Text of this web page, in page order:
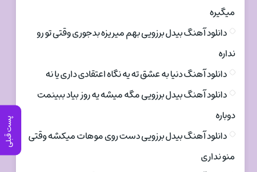
پست قبلی
میگیره
دانلود آهنگ بیدل برزویی بهم میریزه بدجوری وقتی تو رو
نداره
دانلود آهنگ دنیا به عشق ته یه نگاه اعتقادی داری یا نه
دانلود آهنگ بیدل برزویی مگه میشه یه روز بیاد ببینمت
دوباره
دانلود آهنگ بیدل برزویی دست روی موهات میکشه وقتی
منو نداری